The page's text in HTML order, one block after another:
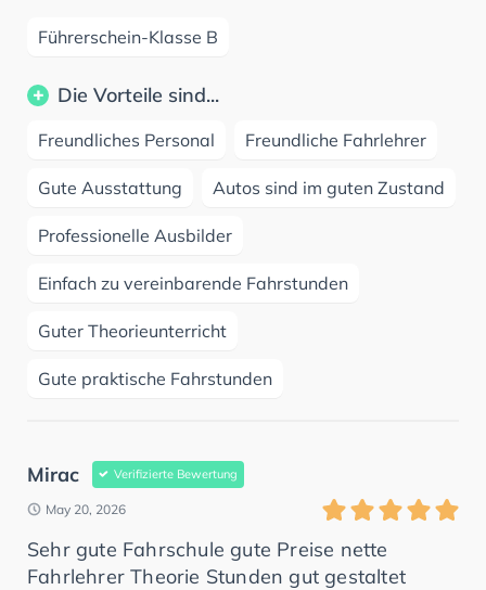
Führerschein-Klasse B
Die Vorteile sind...
Freundliches Personal Freundliche Fahrlehrer
Gute Ausstattung Autos sind im guten Zustand
Professionelle Ausbilder
Einfach zu vereinbarende Fahrstunden
Guter Theorieunterricht
Gute praktische Fahrstunden
Mirac Verifizierte Bewertung
May 20, 2026
Sehr gute Fahrschule gute Preise nette
Fahrlehrer Theorie Stunden gut gestaltet